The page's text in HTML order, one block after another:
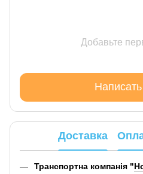
Добавьте
Доставка
Транспортна компанія "